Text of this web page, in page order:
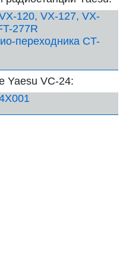
120, VX-127, VX-
277R
переходника CT-
Yaesu VC-24: